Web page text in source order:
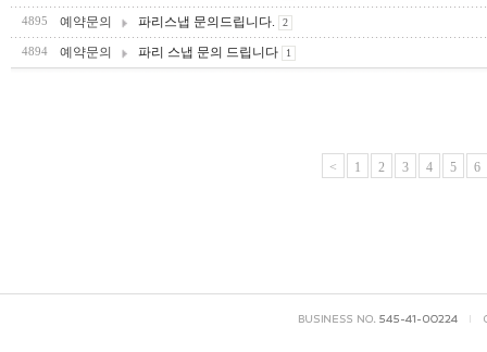
4895 예약문의 파리스냅 문의드립니다. 2
4894 예약문의 파리 스냅 문의 드립니다 1
< 1 2 3 4 5 6